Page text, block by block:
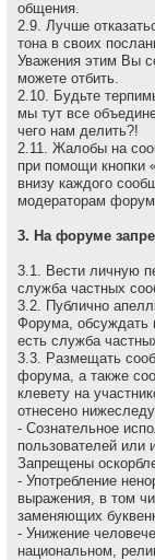
общения.
2.9. Лучше
тона в своих
Уважения этим Вы
можете отбить.
2.10. Будьте
мы тут все
чего нам делить?!
2.11. Жалобы на
при помощи кнопки
внизу каждого
модераторам
3. На форуме
3.1. Вести личную
служба частных
3.2. Публично
Форума, обсуждать
есть служба
3.3. Размещать
форума, а также
клевету на
отнесено
- Сознательное
пользователей или
Запрещены
- Употребление
выражения, в том
заменяющих
- Унижение
национальном,